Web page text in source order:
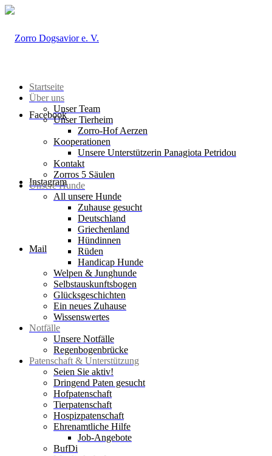
Facebook
Instagram
Mail
Startseite
Über uns
Unser Team
Unser Tierheim
Zorro-Hof Aerzen
Kooperationen
Unsere Unterstützerin Panagiota Petridou
Kontakt
Zorros 5 Säulen
Unsere Hunde
All unsere Hunde
Zuhause gesucht
Deutschland
Griechenland
Hündinnen
Rüden
Handicap Hunde
Welpen & Junghunde
Selbstauskunftsbogen
Glücksgeschichten
Ein neues Zuhause
Wissenswertes
Notfälle
Unsere Notfälle
Regenbogenbrücke
Patenschaft & Unterstützung
Seien Sie aktiv!
Dringend Paten gesucht
Hofpatenschaft
Tierpatenschaft
Hospizpatenschaft
Ehrenamtliche Hilfe
Job-Angebote
BufDi